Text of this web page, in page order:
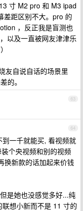
寸 M2 pro 和 M3 ipad
差距区别不大。pro 的
，反正我是盲测也
以及一直被网友津津乐
友自说自话的场景里
的。
63
64
一千就能买, 看视频就
个央视频和别的视频
换新款的话加起来价钱
是她也没感觉多好...纯
想小新而不是 11 寸的